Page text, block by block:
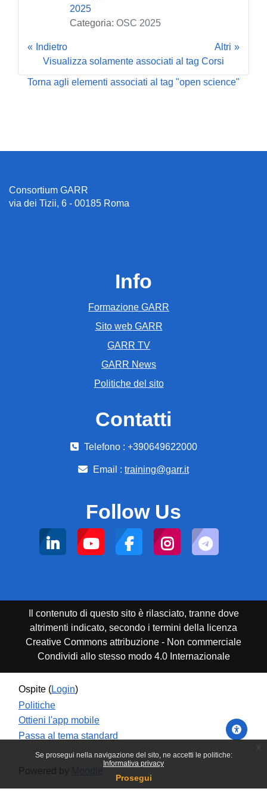
Se prosegui nella navigazione del sito, ne accetti le politiche:
Informativa privacy
Prosegui
2025
Categoria: OSC 2025
Indietro
Altri
Visualizza solamente associati al tag Corsi
Torna agli elementi associati al tag "open science"
Consortium GARR
via dei Tizii, 6 - 00185 Roma
Info
Formazione GARR
Sito web GARR
GARR TV
GARR News
Politiche del sito
Contatti
Telefono : +390649622000
Email : training@garr.it
Follow Us
Il contenuto di questo sito è rilasciato, tranne dove
altrimenti indicato, secondo i termini della licenza
Creative Commons attribuzione - Non commerciale
Condividi allo stesso modo 4.0 Internazionale
Ospite (Login)
Politiche
Ottieni l'app mobile
Passa al tema standard
Powered by